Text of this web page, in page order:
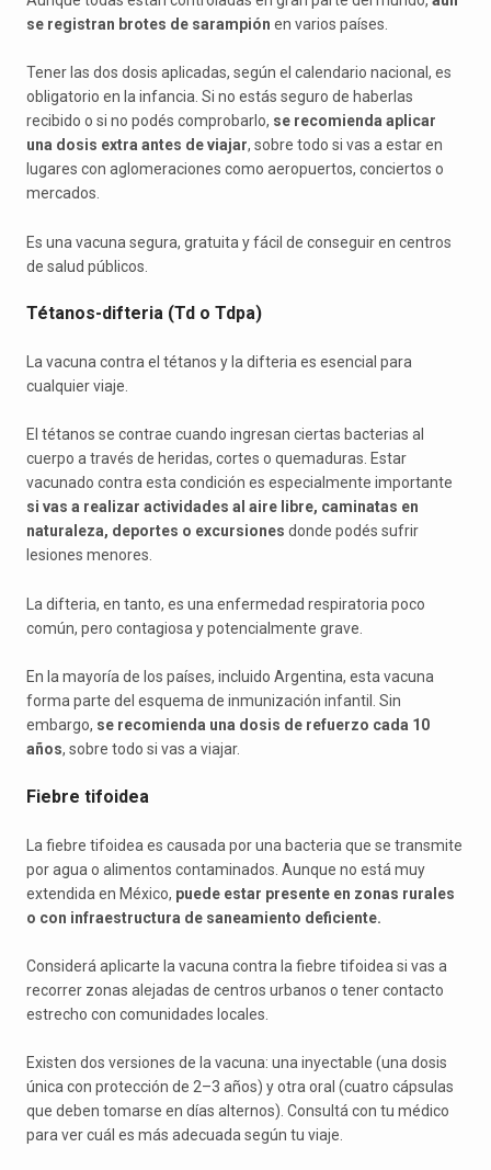
se registran brotes de sarampión en varios países.
Tener las dos dosis aplicadas, según el calendario nacional, es
obligatorio en la infancia. Si no estás seguro de haberlas
recibido o si no podés comprobarlo, se recomienda aplicar
una dosis extra antes de viajar, sobre todo si vas a estar en
lugares con aglomeraciones como aeropuertos, conciertos o
mercados.
Es una vacuna segura, gratuita y fácil de conseguir en centros
de salud públicos.
Tétanos-difteria (Td o Tdpa)
La vacuna contra el tétanos y la difteria es esencial para
cualquier viaje.
El tétanos se contrae cuando ingresan ciertas bacterias al
cuerpo a través de heridas, cortes o quemaduras. Estar
vacunado contra esta condición es especialmente importante
si vas a realizar actividades al aire libre, caminatas en
naturaleza, deportes o excursiones donde podés sufrir
lesiones menores.
La difteria, en tanto, es una enfermedad respiratoria poco
común, pero contagiosa y potencialmente grave.
En la mayoría de los países, incluido Argentina, esta vacuna
forma parte del esquema de inmunización infantil. Sin
embargo, se recomienda una dosis de refuerzo cada 10
años, sobre todo si vas a viajar.
Fiebre tifoidea
La fiebre tifoidea es causada por una bacteria que se transmite
por agua o alimentos contaminados. Aunque no está muy
extendida en México, puede estar presente en zonas rurales
o con infraestructura de saneamiento deficiente.
Considerá aplicarte la vacuna contra la fiebre tifoidea si vas a
recorrer zonas alejadas de centros urbanos o tener contacto
estrecho con comunidades locales.
Existen dos versiones de la vacuna: una inyectable (una dosis
única con protección de 2–3 años) y otra oral (cuatro cápsulas
que deben tomarse en días alternos). Consultá con tu médico
para ver cuál es más adecuada según tu viaje.